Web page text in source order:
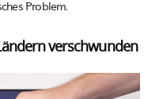
Problem.
verschwunden